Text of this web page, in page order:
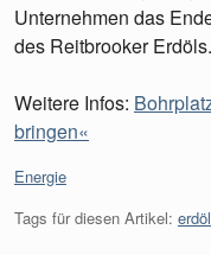
Unternehmen das
des Reitbrooker Erdöls.
Weitere Infos:
bringen«
Kategorien:
Energie
Tags für diesen Artikel: erdöl